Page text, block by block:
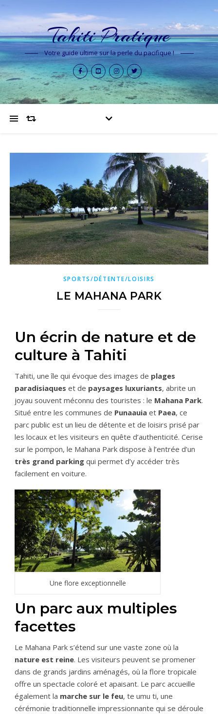
Tahiti Pratique
Votre guide ultime sur la perle du pacifique !
SPORTS/DÉTENTE/LOISIRS
LE MAHANA PARK
Un écrin de nature et de
culture à Tahiti
Tahiti, une île qui évoque des images de plages
paradisiaques et de paysages luxuriants, abrite un
joyau souvent méconnu des touristes : le Mahana Park.
Situé entre les communes de Punaauia et Paea, ce
parc public est un lieu de détente et de loisirs prisé par
les locaux et les visiteurs en quête d’authenticité. Cerise
sur le pompon, le Mahana Park dispose à l’entrée d’un
très grand parking qui permet d’y accéder très
facilement en voiture.
Une flore exceptionnelle
Un parc aux multiples
facettes
Le Mahana Park s’étend sur une vaste zone où la
nature est reine. Les visiteurs peuvent se promener
dans de grands jardins aménagés, où la flore tropicale
offre un spectacle coloré et apaisant. Le parc accueille
également la marche sur le feu, te umu ti, une
cérémonie traditionnelle impressionnante qui se déroule